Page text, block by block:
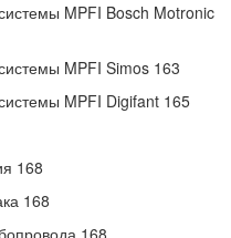
MPFI Bosch Motronic
MPFI Simos 163
MPFI Digifant 165
168
168
168